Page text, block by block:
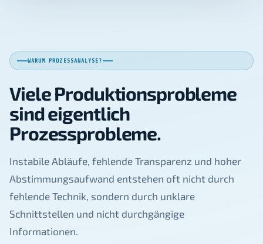
WARUM PROZESSANALYSE?
Viele Produktionsprobleme
sind eigentlich
Prozessprobleme.
Instabile Abläufe, fehlende Transparenz und hoher
Abstimmungsaufwand entstehen oft nicht durch
fehlende Technik, sondern durch unklare
Schnittstellen und nicht durchgängige
Informationen.